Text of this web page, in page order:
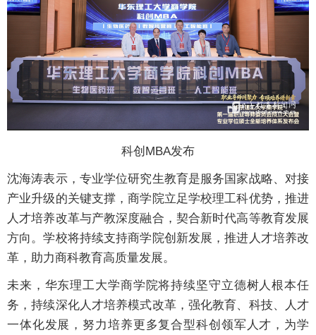
科创MBA发布
沈海涛表示，专业学位研究生教育是服务国家战略、对接
产业升级的关键支撑，商学院立足学校理工科优势，推进
人才培养改革与产教深度融合，契合新时代高等教育发展
方向。学校将持续支持商学院创新发展，推进人才培养改
革，助力商科教育高质量发展。
未来，华东理工大学商学院将持续坚守立德树人根本任
务，持续深化人才培养模式改革，强化教育、科技、人才
一体化发展，努力培养更多复合型科创领军人才，为学